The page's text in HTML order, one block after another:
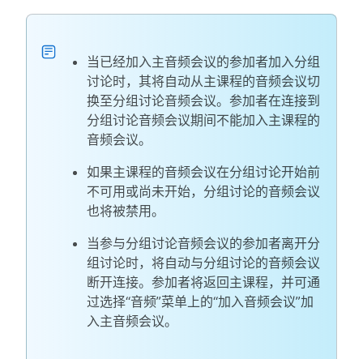
当已经加入主音频会议的参加者加入分组
讨论时，其将自动从主课程的音频会议切
换至分组讨论音频会议。参加者在连接到
分组讨论音频会议期间不能加入主课程的
音频会议。
如果主课程的音频会议在分组讨论开始前
不可用或尚未开始，分组讨论的音频会议
也将被禁用。
当参与分组讨论音频会议的参加者离开分
组讨论时，将自动与分组讨论的音频会议
断开连接。参加者将返回主课程，并可通
过选择“音频”菜单上的“加入音频会议”加
入主音频会议。